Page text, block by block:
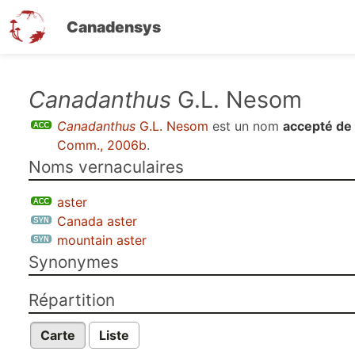
Canadensys
contenu
Canadanthus G.L. Nesom
Canadanthus G.L. Nesom est un nom accepté
Comm., 2006b.
Noms vernaculaires
aster
Canada aster
mountain aster
Synonymes
Répartition
Carte Liste